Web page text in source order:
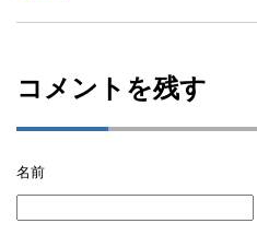
コメントを残す
名前